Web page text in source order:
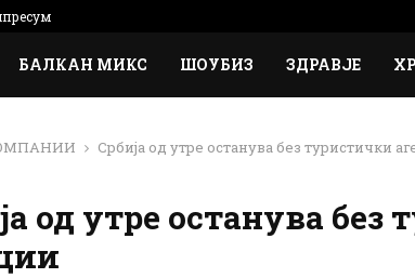
БАЛКАН МИКС ШОУБИЗ ЗДРАВЈЕ
Србија од утре останува без туристички
од утре останува без